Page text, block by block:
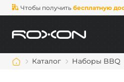
Чтобы получить бесплатную
Каталог Наборы BBQ